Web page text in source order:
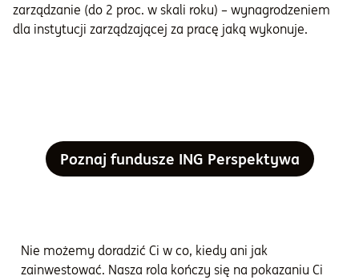
zarządzanie (do 2 proc. w skali roku) – wynagrodzeniem
dla instytucji zarządzającej za pracę jaką wykonuje.
Poznaj fundusze ING Perspektywa
Nie możemy doradzić Ci w co, kiedy ani jak
zainwestować. Nasza rola kończy się na pokazaniu Ci